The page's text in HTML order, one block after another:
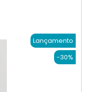
Lançamento
-30%